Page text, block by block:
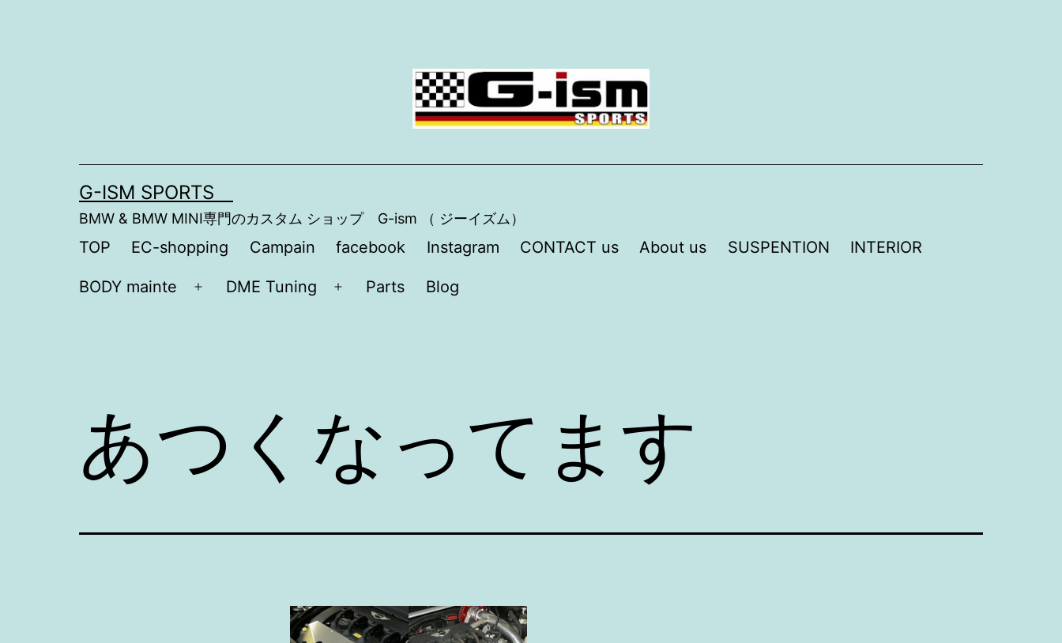
G-ISM SPORTS
BMW & BMW MINI専門のカスタム ショップ G-ism （ ジーイズム）
TOP EC-shopping Campain facebook Instagram CONTACT us About us SUSPENTION INTERIOR
BODY mainte DME Tuning
開
Parts Blog
あつくなってます